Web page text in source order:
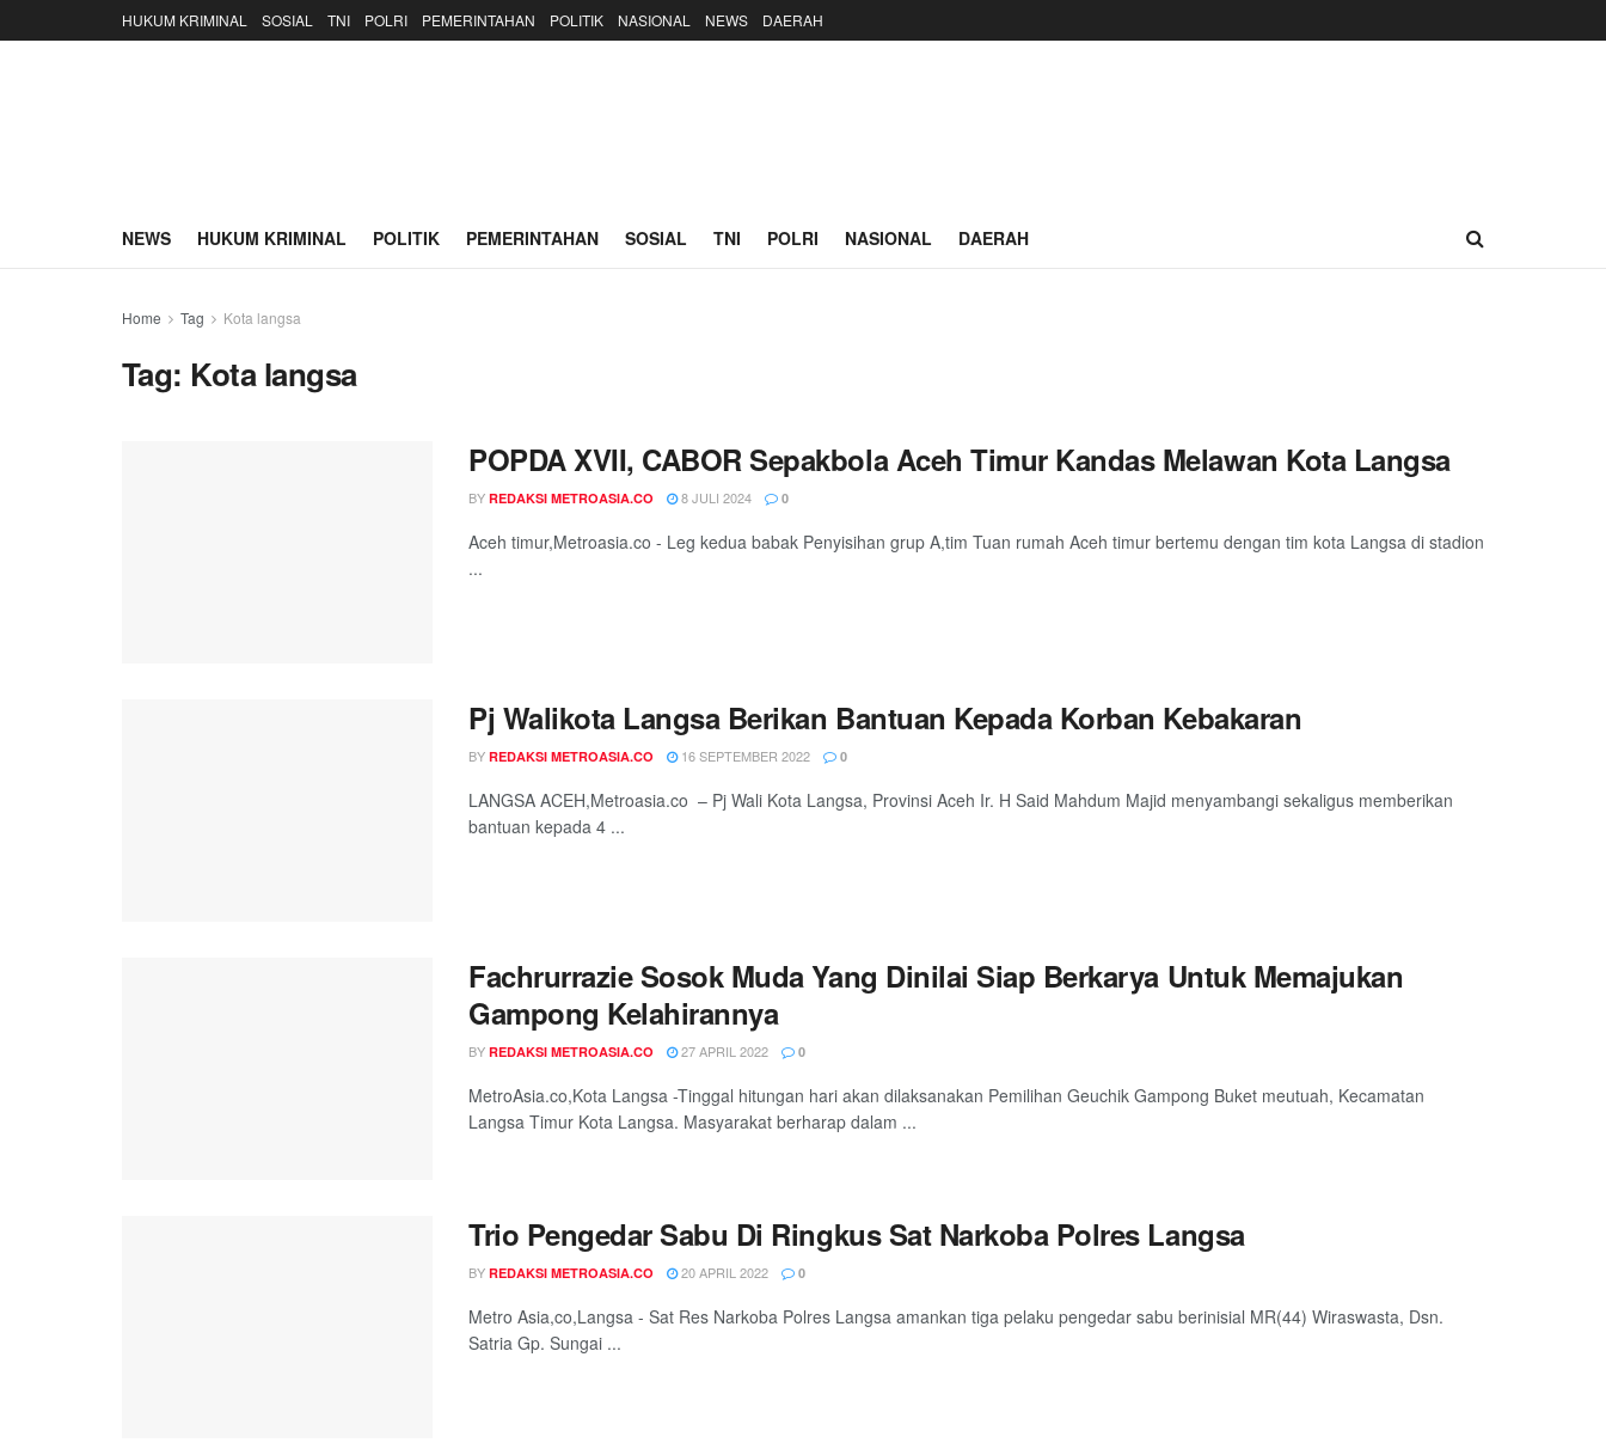
HUKUM KRIMINAL SOSIAL TNI POLRI PEMERINTAHAN POLITIK NASIONAL NEWS DAERAH
NEWS HUKUM KRIMINAL POLITIK PEMERINTAHAN SOSIAL TNI POLRI NASIONAL DAERAH
Home Tag Kota langsa
Tag: Kota langsa
POPDA XVII, CABOR Sepakbola Aceh Timur Kandas Melawan Kota Langsa
BY REDAKSI METROASIA.CO 8 JULI 2024 0
Aceh timur,Metroasia.co - Leg kedua babak Penyisihan grup A,tim Tuan rumah Aceh timur bertemu dengan tim kota Langsa di stadion
...
Pj Walikota Langsa Berikan Bantuan Kepada Korban Kebakaran
BY REDAKSI METROASIA.CO 16 SEPTEMBER 2022 0
LANGSA ACEH,Metroasia.co – Pj Wali Kota Langsa, Provinsi Aceh Ir. H Said Mahdum Majid menyambangi sekaligus memberikan
bantuan kepada 4 ...
Fachrurrazie Sosok Muda Yang Dinilai Siap Berkarya Untuk Memajukan
Gampong Kelahirannya
BY REDAKSI METROASIA.CO 27 APRIL 2022 0
MetroAsia.co,Kota Langsa -Tinggal hitungan hari akan dilaksanakan Pemilihan Geuchik Gampong Buket meutuah, Kecamatan
Langsa Timur Kota Langsa. Masyarakat berharap dalam ...
Trio Pengedar Sabu Di Ringkus Sat Narkoba Polres Langsa
BY REDAKSI METROASIA.CO 20 APRIL 2022 0
Metro Asia,co,Langsa - Sat Res Narkoba Polres Langsa amankan tiga pelaku pengedar sabu berinisial MR(44) Wiraswasta, Dsn.
Satria Gp. Sungai ...